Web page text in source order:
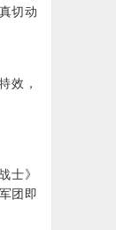
切动
效，
士》
团即